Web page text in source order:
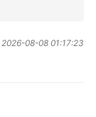
2026-08-08 01:17:23